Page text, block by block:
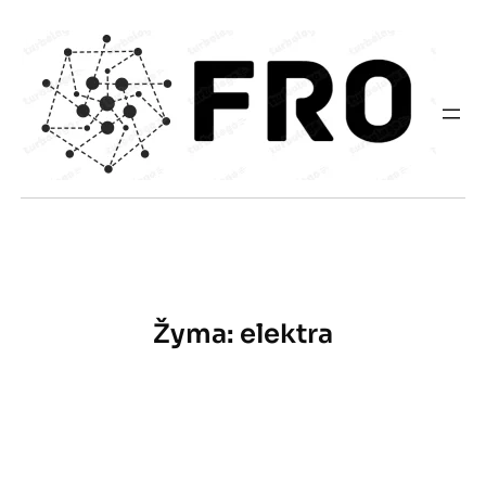
turinio
Žyma: elektra